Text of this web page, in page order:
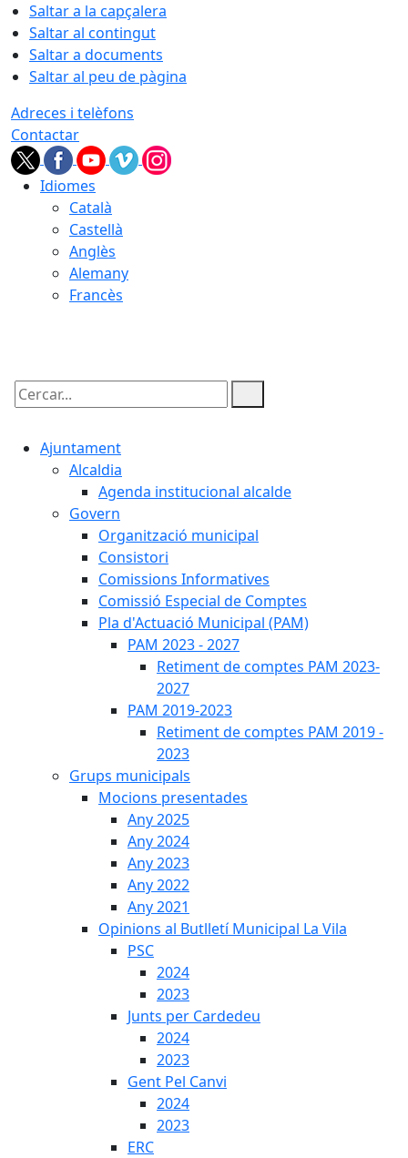
Saltar a la capçalera
Saltar al contingut
Saltar a documents
Saltar al peu de pàgina
Adreces i telèfons
Contactar
Idiomes
Català
Castellà
Anglès
Alemany
Francès
Cercar:
Ajuntament
Alcaldia
Agenda institucional alcalde
Govern
Organització municipal
Consistori
Comissions Informatives
Comissió Especial de Comptes
Pla d'Actuació Municipal (PAM)
PAM 2023 - 2027
Retiment de comptes PAM 2023-
2027
PAM 2019-2023
Retiment de comptes PAM 2019 -
2023
Grups municipals
Mocions presentades
Any 2025
Any 2024
Any 2023
Any 2022
Any 2021
Opinions al Butlletí Municipal La Vila
PSC
2024
2023
Junts per Cardedeu
2024
2023
Gent Pel Canvi
2024
2023
ERC